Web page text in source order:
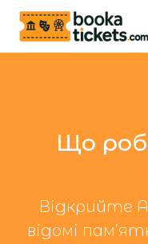
Що
Відкрийте
відомі